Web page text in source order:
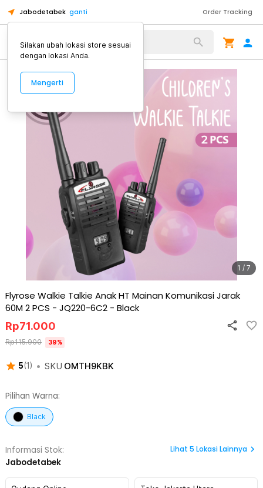
Jabodetabek ganti Order Tracking
Alat Kopi
1 / 7
Flyrose Walkie Talkie Anak HT Mainan Komunikasi Jarak
60M 2 PCS - JQ220-6C2 - Black
5(1 ) • SKU OMTH9KBK
Rp71.000
Rp115.900 39%
Pilihan Warna:
Black
Informasi Stok:
Jabodetabek
Lihat 5 Lokasi Lainnya
Silakan ubah lokasi store sesuai
dengan lokasi Anda.
Mengerti